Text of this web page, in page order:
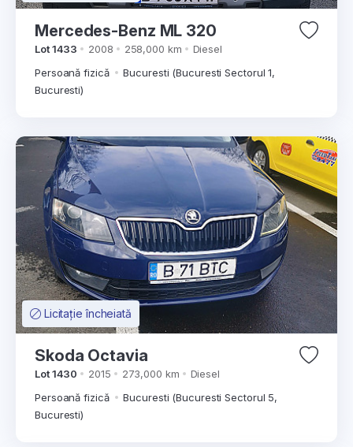
Mercedes-Benz ML 320
Lot 1433 2008 258,000 km
Diesel
Persoană fizică
Bucuresti (Bucuresti Sectorul 1,
Bucuresti)
Licitație încheiată
Skoda Octavia
Lot 1430 2015 273,000 km
Diesel
Persoană fizică
Bucuresti (Bucuresti Sectorul 5,
Bucuresti)